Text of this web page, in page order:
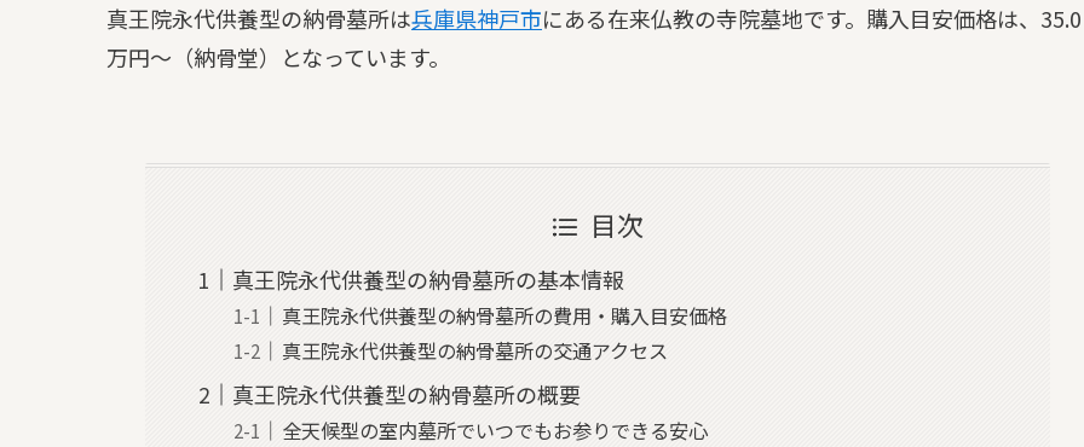
真王院永代供養型の納骨墓所は兵庫県神戸市にある在来仏教の寺院墓地です。購入目安価格は、35.0
万円～（納骨堂）となっています。
目次
真王院永代供養型の納骨墓所の基本情報
真王院永代供養型の納骨墓所の費用・購入目安価格
真王院永代供養型の納骨墓所の交通アクセス
真王院永代供養型の納骨墓所の概要
全天候型の室内墓所でいつでもお参りできる安心